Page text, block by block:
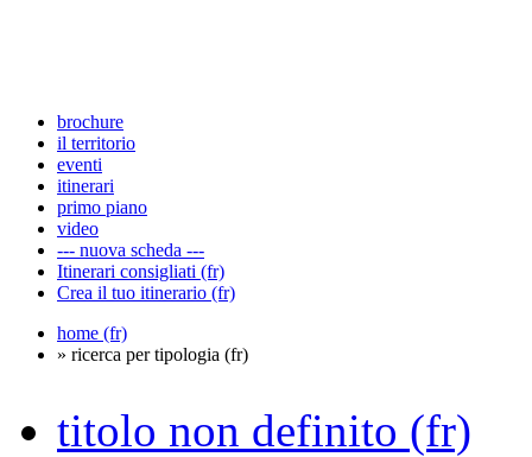
brochure
il territorio
eventi
itinerari
primo piano
video
--- nuova scheda ---
Itinerari consigliati (fr)
Crea il tuo itinerario (fr)
home (fr)
» ricerca per tipologia (fr)
titolo non definito (fr)